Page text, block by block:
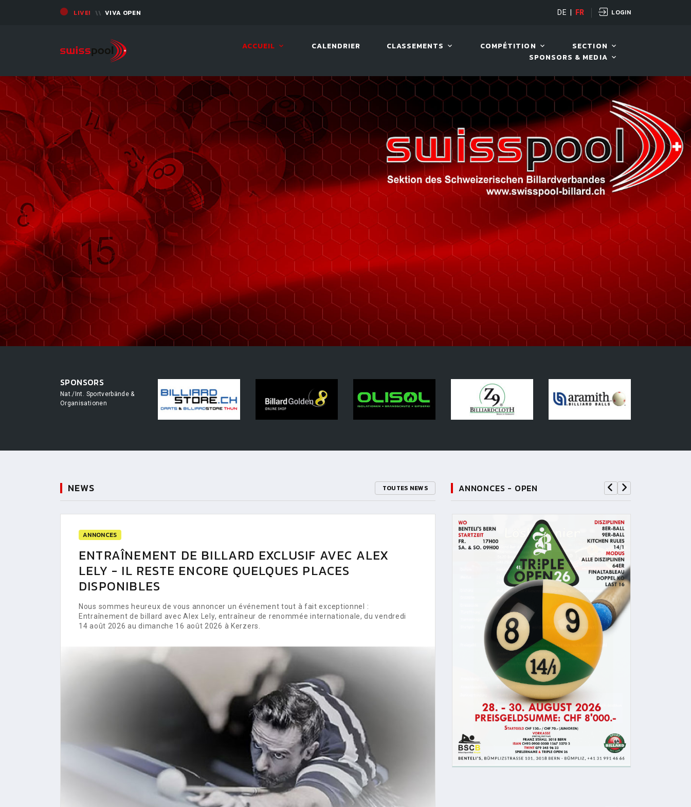
LIVE! VIVA OPEN LIVE! VIVA OPEN
DE FR LOGIN
ACCUEIL CALENDRIER CLASSEMENTS COMPÉTITION
SECTION
SPONSORS & MEDIA
SPONSORS
Nat./Int. Sportverbände &
Organisationen
NEWS TOUTES NEWS
ANNONCES
ENTRAÎNEMENT DE BILLARD EXCLUSIF AVEC ALEX
LELY - IL RESTE ENCORE QUELQUES PLACES
DISPONIBLES
Nous sommes heureux de vous annoncer un événement tout à fait exceptionnel :
Entraînement de billard avec Alex Lely, entraîneur de renommée internationale, du vendredi
14 août 2026 au dimanche 16 août 2026 à Kerzers.
ANNONCES - OPEN